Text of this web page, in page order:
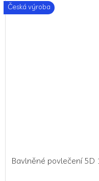
Česká výroba
Bavlněné povlečení